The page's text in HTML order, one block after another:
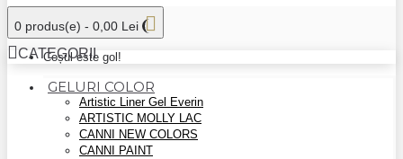
0 produs(e) - 0,00 Lei
Coșul este gol!
CATEGORII
GELURI COLOR
Artistic Liner Gel Everin
ARTISTIC MOLLY LAC
CANNI NEW COLORS
CANNI PAINT